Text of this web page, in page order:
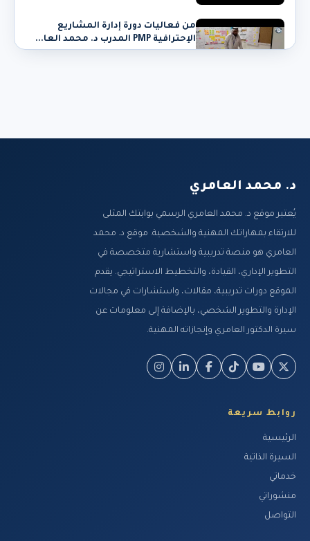
من فعاليات دورة إدارة المشاريع
الإحترافية PMP المدرب د. محمد العا...
المادة العملية ومذكرة دورة إدارة
1516 مشاهدة
الدكتور محمد العامري يقدم دورة إدارة
المشاريع الإحترافية PMP في ا...
1373 مشاهدة
د. محمد العامري يقدم دورة إدارة
1032 مشاهدة
د. محمد العامري
يُعتبر موقع د. محمد العامري الرسمي بوابتك المثلى
للارتقاء بمهاراتك المهنية والشخصية. موقع د. محمد
العامري هو منصة تدريبية واستشارية متخصصة في
التطوير الإداري، القيادة، والتخطيط الاستراتيجي. يقدم
الموقع دورات تدريبية، مقالات، واستشارات في مجالات
الإدارة والتطوير الشخصي، بالإضافة إلى معلومات عن
سيرة الدكتور العامري وإنجازاته المهنية.
روابط سريعة
الرئيسية
السيرة الذاتية
خدماتي
منشوراتي
التواصل